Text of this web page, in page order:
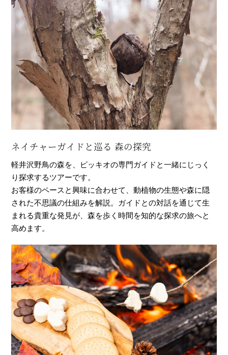
ネイチャーガイドと巡る 森の探究
軽井沢野鳥の森を、ピッキオの専門ガイドと一緒にじっく
り探求するツアーです。
お客様のペースと興味に合わせて、動植物の生態や森に隠
された不思議の仕組みを解説。ガイドとの対話を通じて生
まれる貴重な発見が、森を歩く時間を知的な探求の旅へと
高めます。